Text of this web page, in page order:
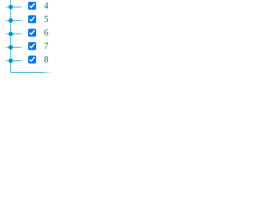
4
5
6
7
8